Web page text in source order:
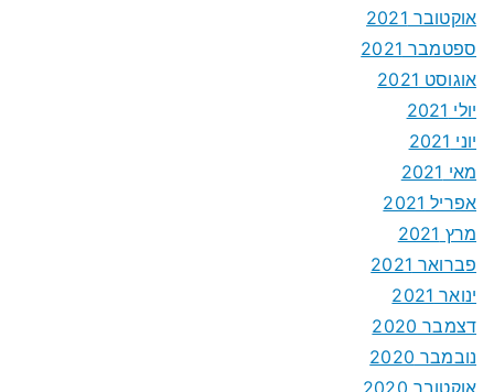
אוקטובר 2021
ספטמבר 2021
אוגוסט 2021
יולי 2021
יוני 2021
מאי 2021
אפריל 2021
מרץ 2021
פברואר 2021
ינואר 2021
דצמבר 2020
נובמבר 2020